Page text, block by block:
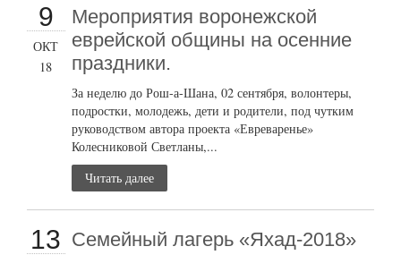
9
ОКТ
18
Мероприятия воронежской
еврейской общины на осенние
праздники.
За неделю до Рош-а-Шана, 02 сентября, волонтеры,
подростки, молодежь, дети и родители, под чутким
руководством автора проекта «Евреваренье»
Колесниковой Светланы,...
Читать далее
13 Семейный лагерь «Яхад-2018»